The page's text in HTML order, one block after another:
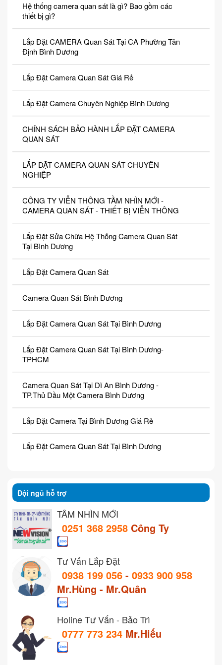
Hệ thống camera quan sát là gì? Bao gồm các
thiết bị gì?
Lắp Đặt CAMERA Quan Sát Tại CA Phường Tân
Định Bình Dương
Lắp Đặt Camera Quan Sát Giá Rẻ
Lắp Đặt Camera Chuyên Nghiệp Bình Dương
CHÍNH SÁCH BẢO HÀNH LẮP ĐẶT CAMERA
QUAN SÁT
LẮP ĐẶT CAMERA QUAN SÁT CHUYÊN
NGHIỆP
CÔNG TY VIỄN THÔNG TẦM NHÌN MỚI -
CAMERA QUAN SÁT - THIẾT BỊ VIỄN THÔNG
Lắp Đặt Sửa Chữa Hệ Thống Camera Quan Sát
Tại Bình Dương
Lắp Đặt Camera Quan Sát
Camera Quan Sát Bình Dương
Lắp Đặt Camera Quan Sát Tại Bình Dương
Lắp Đặt Camera Quan Sát Tại Bình Dương-
TPHCM
Camera Quan Sát Tại Dĩ An Bình Dương -
TP.Thủ Dầu Một Camera Bình Dương
Lắp Đặt Camera Tại Bình Dương Giá Rẻ
Lắp Đặt Camera Quan Sát Tại Bình Dương
Đội ngũ hỗ trợ
TẦM NHÌN MỚI
0251 368 2958 Công Ty
Tư Vấn Lắp Đặt
0938 199 056 - 0933 900 958
Mr.Hùng - Mr.Quân
Holine Tư Vấn - Bảo Trì
0777 773 234 Mr.Hiếu